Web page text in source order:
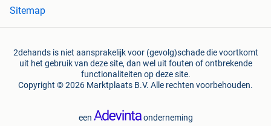
Sitemap
2dehands is niet aansprakelijk voor (gevolg)schade die voortkomt
uit het gebruik van deze site, dan wel uit fouten of ontbrekende
functionaliteiten op deze site.
Copyright © 2026 Marktplaats B.V. Alle rechten voorbehouden.
een onderneming